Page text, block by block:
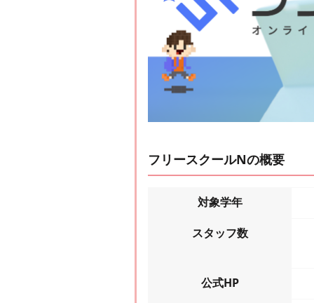
フリースクールNの概要
対象学年
スタッフ数
公式HP